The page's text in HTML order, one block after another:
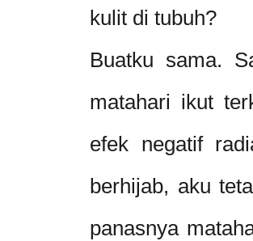
kulit di tubuh?
Buatku sama.
matahari ikut
efek negatif
berhijab, aku
panasnya